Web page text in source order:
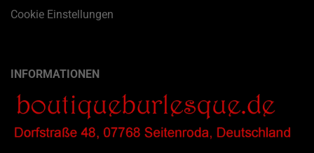
Cookie Einstellungen
INFORMATIONEN